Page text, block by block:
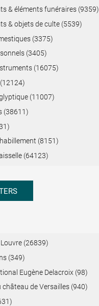
& éléments funéraires (9359)
& objets de culte (5539)
(3375)
(3405)
(16075)
(11007)
(38611)
(8151)
(64123)
(26839)
(349)
Eugène Delacroix (98)
château de Versailles (940)